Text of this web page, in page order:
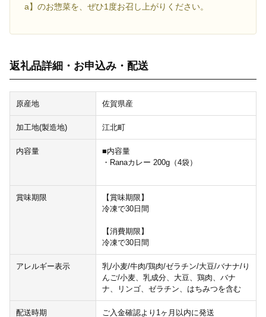
a】のお惣菜を、ぜひ1度お召し上がりください。
返礼品詳細・お申込み・配送
原産地 佐賀県産
加工地(製造地) 江北町
内容量
■内容量
・Ranaカレー 200g（4袋）
賞味期限
【賞味期限】
冷凍で30日間
【消費期限】
冷凍で30日間
アレルギー表示
乳/小麦/牛肉/鶏肉/ゼラチン/大豆/バナナ/り
んご/小麦、乳成分、大豆、鶏肉、バナ
ナ、リンゴ、ゼラチン、はちみつを含む
配送時期 ご入金確認より1ヶ月以内に発送